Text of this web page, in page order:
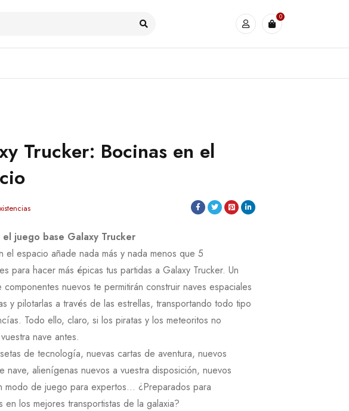
0
Trucker: Bocinas en el
el juego base Galaxy Trucker
el espacio añade nada más y nada menos que 5
para hacer más épicas tus partidas a Galaxy Trucker. Un
componentes nuevos te permitirán construir naves espaciales
y pilotarlas a través de las estrellas, transportando todo tipo
Todo ello, claro, si los piratas y los meteoritos no
nave antes.
de tecnología, nuevas cartas de aventura, nuevos
nave, alienígenas nuevos a vuestra disposición, nuevos
modo de juego para expertos… ¿Preparados para
en los mejores transportistas de la galaxia?